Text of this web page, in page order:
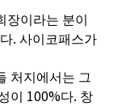
이라는 분이
. 사이코패스가
처지에서는 그
이 100%다. 창